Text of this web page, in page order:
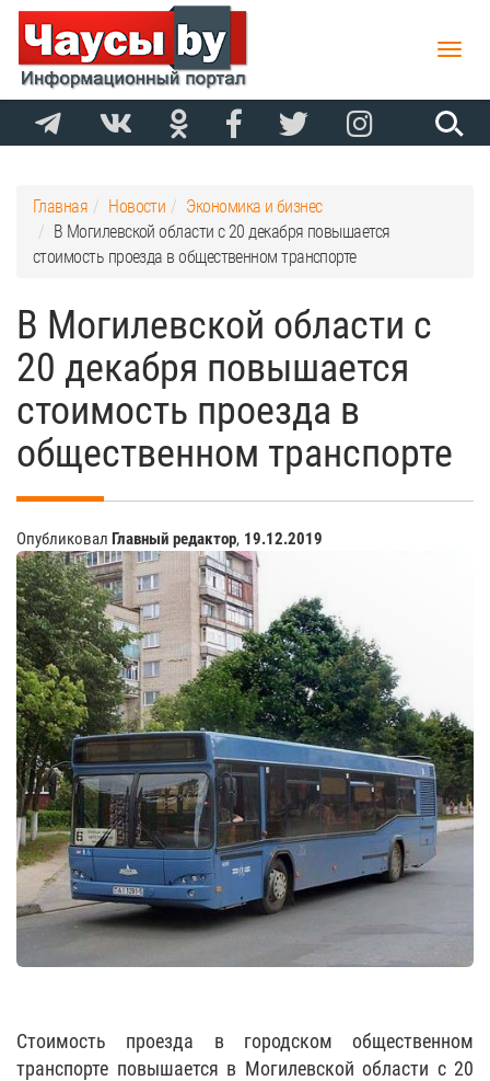
Toggle
Главная Новости
Экономика и бизнес
В Могилевской области с 20 декабря повышается
стоимость проезда в общественном транспорте
В Могилевской области с
20 декабря повышается
стоимость проезда в
общественном транспорте
Опубликовал Главный редактор, 19.12.2019
Стоимость проезда в городском общественном
транспорте повышается в Могилевской области с 20